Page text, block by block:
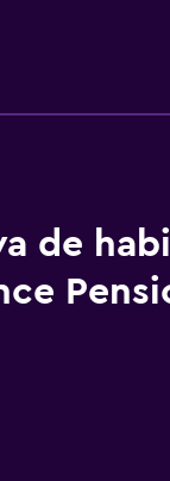
Estacionamiento
de